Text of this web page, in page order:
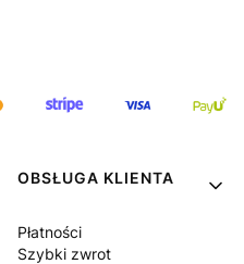
OBSŁUGA KLIENTA
Płatności
Szybki zwrot